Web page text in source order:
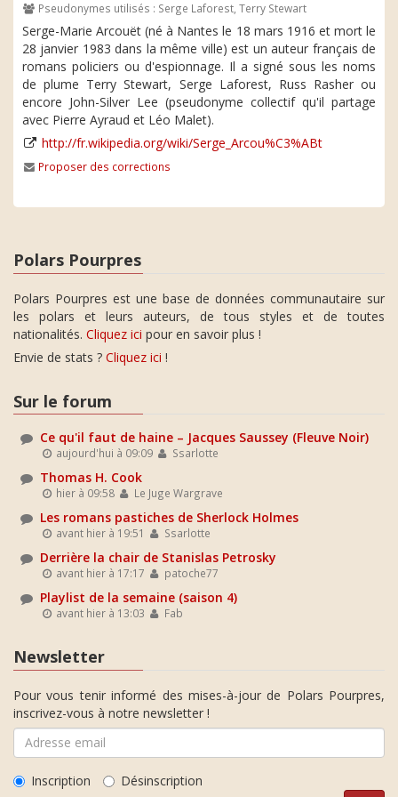
Pseudonymes utilisés : Serge Laforest, Terry Stewart
Serge-Marie Arcouët (né à Nantes le 18 mars 1916 et mort le
28 janvier 1983 dans la même ville) est un auteur français de
romans policiers ou d'espionnage. Il a signé sous les noms
de plume Terry Stewart, Serge Laforest, Russ Rasher ou
encore John-Silver Lee (pseudonyme collectif qu'il partage
avec Pierre Ayraud et Léo Malet).
http://fr.wikipedia.org/wiki/Serge_Arcou%C3%ABt
Proposer des corrections
Polars Pourpres
Polars Pourpres est une base de données communautaire sur
les polars et leurs auteurs, de tous styles et de toutes
nationalités. Cliquez ici pour en savoir plus !
Envie de stats ? Cliquez ici !
Sur le forum
Ce qu'il faut de haine – Jacques Saussey (Fleuve Noir)
aujourd'hui à 09:09 Ssarlotte
Thomas H. Cook
hier à 09:58 Le Juge Wargrave
Les romans pastiches de Sherlock Holmes
avant hier à 19:51 Ssarlotte
Derrière la chair de Stanislas Petrosky
avant hier à 17:17 patoche77
Playlist de la semaine (saison 4)
avant hier à 13:03 Fab
Newsletter
Pour vous tenir informé des mises-à-jour de Polars Pourpres,
inscrivez-vous à notre newsletter !
Inscription Désinscription